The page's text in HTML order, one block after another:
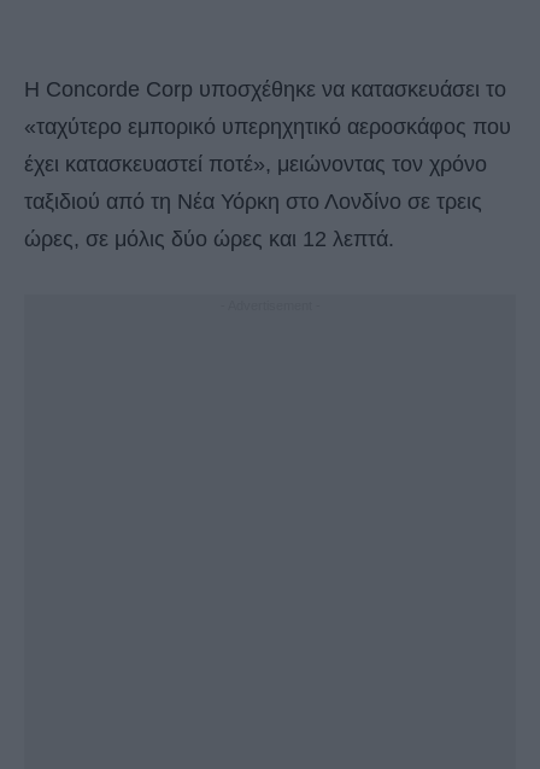
Η Concorde Corp υποσχέθηκε να κατασκευάσει το
«ταχύτερο εμπορικό υπερηχητικό αεροσκάφος που
έχει κατασκευαστεί ποτέ», μειώνοντας τον χρόνο
ταξιδιού από τη Νέα Υόρκη στο Λονδίνο σε τρεις
ώρες, σε μόλις δύο ώρες και 12 λεπτά.